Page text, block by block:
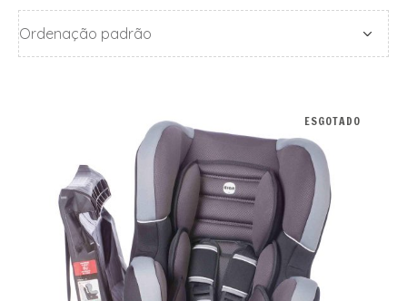
ESGOTADO